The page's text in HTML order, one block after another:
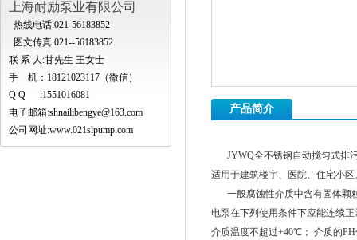
上海耐励泵业有限公司
热线电话:021-56183852
图文传真:021--56183852
联 系 人:甘先生 王女士
手 机：18121023117（微信）
Q Q :1551016081
电子邮箱:shnailibengye@163.com
公司网址:www.021slpump.com
产品简介
JYWQ全不锈钢自动搅匀式排
适用于建筑楼宇、医院、住宅小
一般腐蚀性介质中含有固体颗
电泵在下列使用条件下应能连续
介质温度不超过+40℃； 介质的PH